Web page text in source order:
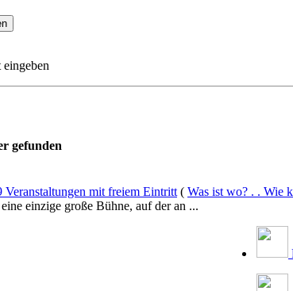
gefunden
Veranstaltungen mit freiem Eintritt ( Was ist wo? . . Wie
einzige große Bühne, auf der an ...